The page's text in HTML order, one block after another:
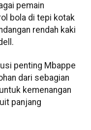
pemain
bola di tepi kotak
rendah kaki
penting Mbappe
dari sebagian
kemenangan
panjang